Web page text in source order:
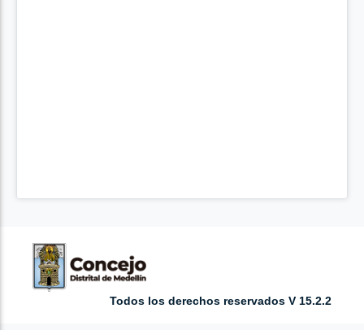
Todos los derechos reservados V 15.2.2